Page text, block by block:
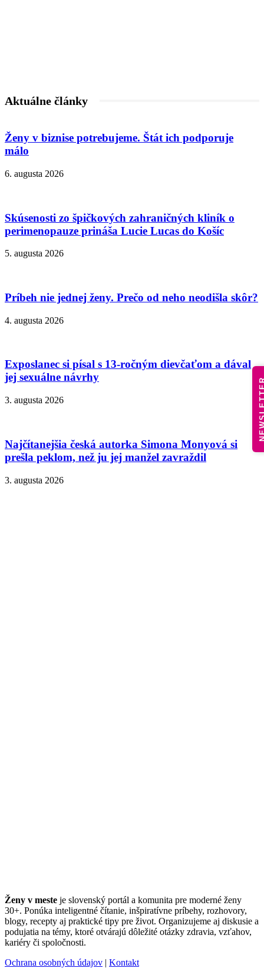
Aktuálne články
Ženy v biznise potrebujeme. Štát ich podporuje
málo
6. augusta 2026
Skúsenosti zo špičkových zahraničných kliník o
perimenopauze prináša Lucie Lucas do Košíc
5. augusta 2026
Príbeh nie jednej ženy. Prečo od neho neodišla skôr?
4. augusta 2026
Exposlanec si písal s 13-ročným dievčaťom a dával
jej sexuálne návrhy
3. augusta 2026
Najčítanejšia česká autorka Simona Monyová si
prešla peklom, než ju jej manžel zavraždil
3. augusta 2026
Ženy v meste je slovenský portál a komunita pre moderné ženy
30+. Ponúka inteligentné čítanie, inšpiratívne príbehy, rozhovory,
blogy, recepty aj praktické tipy pre život. Organizujeme aj diskusie a
podujatia na témy, ktoré otvárajú dôležité otázky zdravia, vzťahov,
kariéry či spoločnosti.
Ochrana osobných údajov | Kontakt